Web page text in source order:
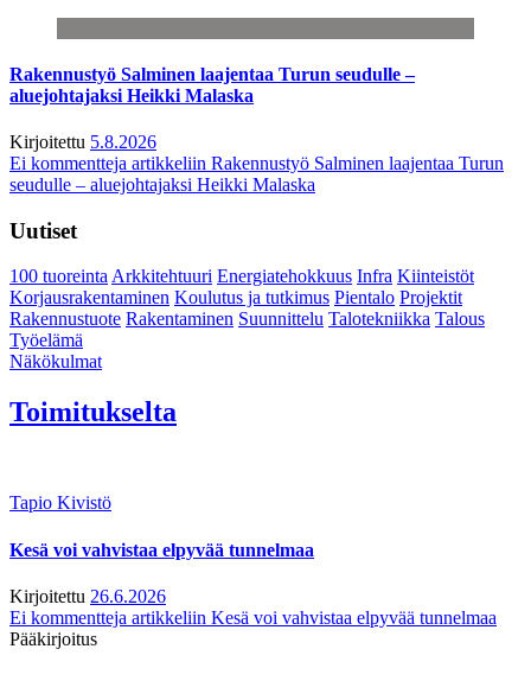
Rakennustyö Salminen laajentaa Turun seudulle –
aluejohtajaksi Heikki Malaska
Kirjoitettu 5.8.2026
Ei kommentteja artikkeliin Rakennustyö Salminen laajentaa Turun
seudulle – aluejohtajaksi Heikki Malaska
Uutiset
100 tuoreintaArkkitehtuuri Energiatehokkuus Infra Kiinteistöt
Korjausrakentaminen Koulutus ja tutkimus Pientalo Projektit
Rakennustuote Rakentaminen Suunnittelu Talotekniikka Talous
Työelämä
Näkökulmat
Toimitukselta
Tapio Kivistö
Kesä voi vahvistaa elpyvää tunnelmaa
Kirjoitettu 26.6.2026
Ei kommentteja artikkeliin Kesä voi vahvistaa elpyvää tunnelmaa
Pääkirjoitus